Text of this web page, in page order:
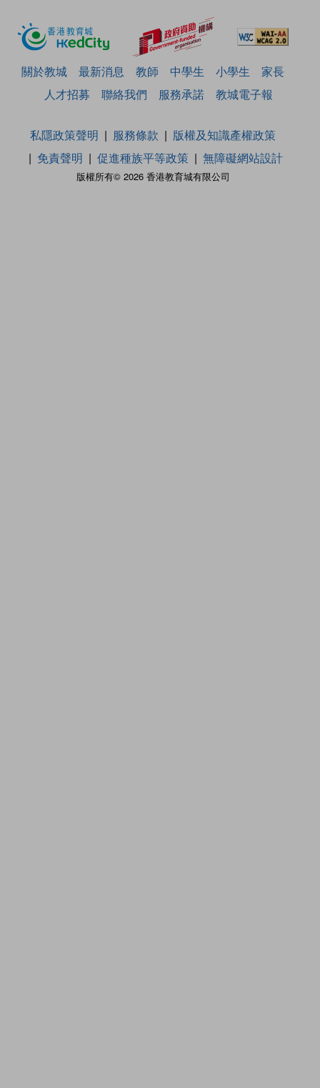
關於教城 最新消息 教師 中學生 小學生
家長
人才招募
聯絡我們 服務承諾 教城電子報
版權所有© 2026 香港教育城有限公司
私隱政策聲明 服務條款
版權及知識產權政策
免責聲明
促進種族平等政策 無障礙網站設計